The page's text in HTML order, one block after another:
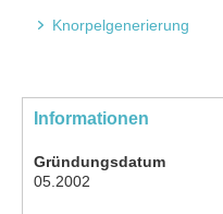
Knorpelgenerierung
Informationen
Gründungsdatum
05.2002